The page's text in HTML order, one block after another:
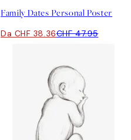
Family Dates Personal Poster
Da CHF 38.36CHF 47.95